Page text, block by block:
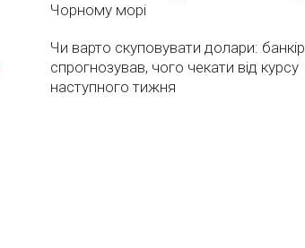
Чорному морі
Чи варто скуповувати долари: банкір
спрогнозував, чого чекати від курсу
наступного тижня